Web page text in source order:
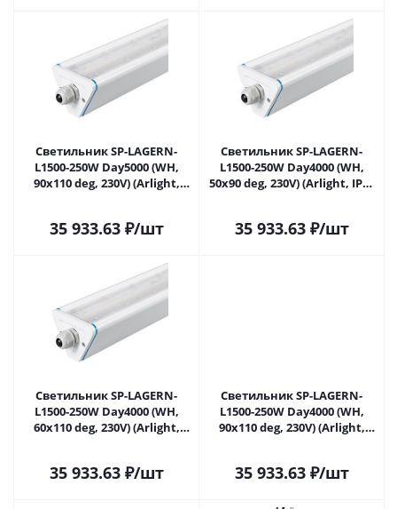
Светильник SP-LAGERN-
L1500-250W Day5000 (WH,
90х110 deg, 230V) (Arlight,
35 933.63₽/шт
Светильник SP-LAGERN-
L1500-250W Day4000 (WH,
50х90 deg, 230V) (Arlight, IP65
35 933.63₽/шт
Светильник SP-LAGERN-
L1500-250W Day4000 (WH,
60х110 deg, 230V) (Arlight,
35 933.63₽/шт
Светильник SP-LAGERN-
L1500-250W Day4000 (WH,
90х110 deg, 230V) (Arlight,
35 933.63₽/шт